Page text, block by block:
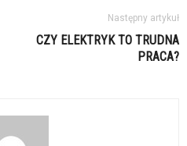
Następny artykuł
CZY ELEKTRYK TO TRUDNA
PRACA?